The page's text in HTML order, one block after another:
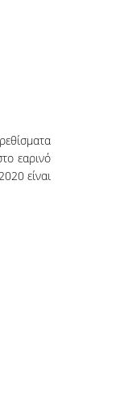
εαρινό
είναι